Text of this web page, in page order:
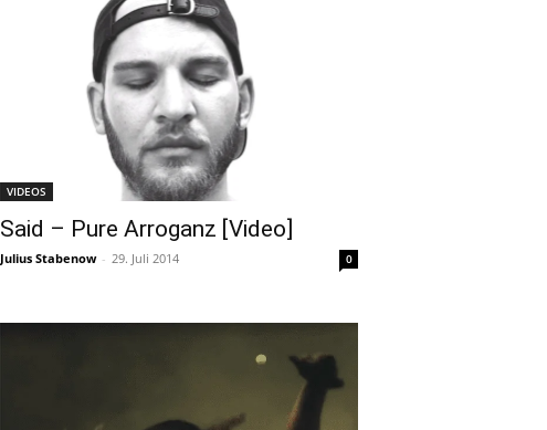
VIDEOS
Said – Pure Arroganz [Video]
Julius Stabenow - 29. Juli 2014 0